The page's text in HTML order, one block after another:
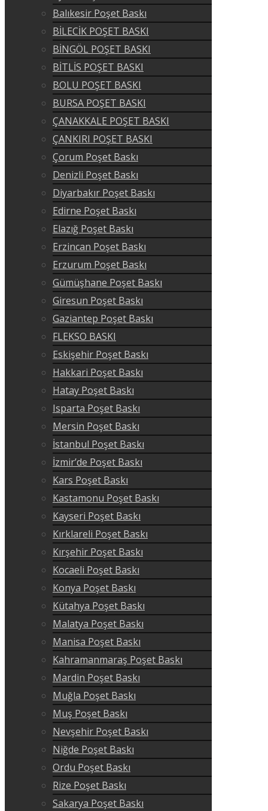
Balıkesir Poşet Baskı
BİLECİK POŞET BASKI
BİNGÖL POŞET BASKI
BİTLİS POŞET BASKI
BOLU POŞET BASKI
BURSA POŞET BASKI
ÇANAKKALE POŞET BASKI
ÇANKIRI POŞET BASKI
Çorum Poşet Baskı
Denizli Poşet Baskı
Diyarbakır Poşet Baskı
Edirne Poşet Baskı
Elazığ Poşet Baskı
Erzincan Poşet Baskı
Erzurum Poşet Baskı
Gümüşhane Poşet Baskı
Giresun Poşet Baskı
Gaziantep Poşet Baskı
FLEKSO BASKI
Eskişehir Poşet Baskı
Hakkari Poşet Baskı
Hatay Poşet Baskı
Isparta Poşet Baskı
Mersin Poşet Baskı
İstanbul Poşet Baskı
İzmir’de Poşet Baskı
Kars Poşet Baskı
Kastamonu Poşet Baskı
Kayseri Poşet Baskı
Kırklareli Poşet Baskı
Kırşehir Poşet Baskı
Kocaeli Poşet Baskı
Konya Poşet Baskı
Kütahya Poşet Baskı
Malatya Poşet Baskı
Manisa Poşet Baskı
Kahramanmaraş Poşet Baskı
Mardin Poşet Baskı
Muğla Poşet Baskı
Muş Poşet Baskı
Nevşehir Poşet Baskı
Niğde Poşet Baskı
Ordu Poşet Baskı
Rize Poşet Baskı
Sakarya Poşet Baskı